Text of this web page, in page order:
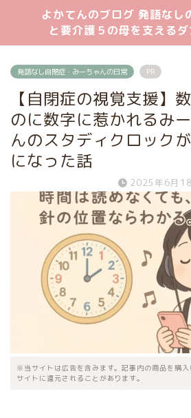
よかてんのブログ 発語なし
と要介護５の母を支える
発語なし自閉症・みーちゃんの日常 PR
【自閉症の視覚支援】
のに数字に惹かれるみ
んのスタディクロック
になった話
2025年6月
※当サイトは広告を含みます。記事内の商品を購
サイトに還元されることがあります。